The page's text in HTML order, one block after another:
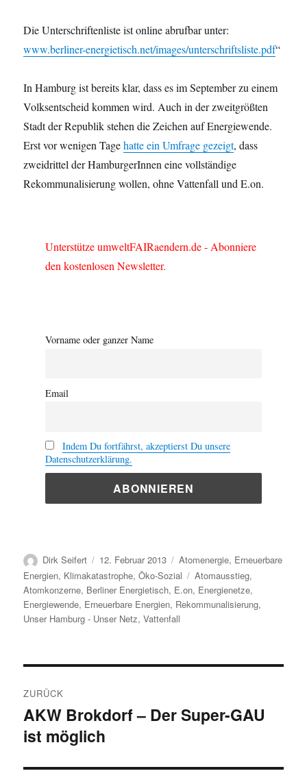
Die Unterschriftenliste ist online abrufbar unter:
www.berliner-energietisch.net/images/unterschriftsliste.pdf“
In Hamburg ist bereits klar, dass es im September zu einem
Volksentscheid kommen wird. Auch in der zweitgrößten
Stadt der Republik stehen die Zeichen auf Energiewende.
Erst vor wenigen Tagehatte ein Umfrage gezeigt, dass
zweidrittel der HamburgerInnen eine vollständige
Rekommunalisierung wollen, ohne Vattenfall und E.on.
Unterstütze umweltFAIRaendern.de - Abonniere
den kostenlosen Newsletter.
Vorname oder ganzer Name
Email
Indem Du fortfährst, akzeptierst Du unsere
Datenschutzerklärung.
Autor
Dirk Seifert
Veröffentlicht
am
12. Februar 2013 Kategorien
Atomenergie, Erneuerbare
Energien, Klimakatastrophe,Öko-Sozial Schlagwörter
Atomausstieg,
Atomkonzerne, Berliner Energietisch, E.on, Energienetze,
Energiewende, Erneuerbare Energien, Rekommunalisierung,
Unser Hamburg - Unser Netz,Vattenfall
ZURÜCK
Vorheriger
Beitrag:
AKW Brokdorf – Der Super-GAU
ist möglich